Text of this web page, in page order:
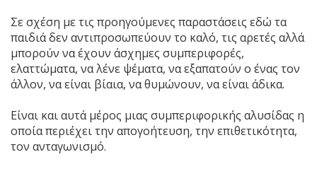
Σε σχέση με τις προηγούμενες παραστάσεις εδώ τα
παιδιά δεν αντιπροσωπεύουν το καλό, τις αρετές αλλά
μπορούν να έχουν άσχημες συμπεριφορές,
ελαττώματα, να λένε ψέματα, να εξαπατούν ο ένας τον
άλλον, να είναι βίαια, να θυμώνουν, να είναι άδικα.
Είναι και αυτά μέρος μιας συμπεριφορικής αλυσίδας η
οποία περιέχει την απογοήτευση, την επιθετικότητα,
τον ανταγωνισμό.